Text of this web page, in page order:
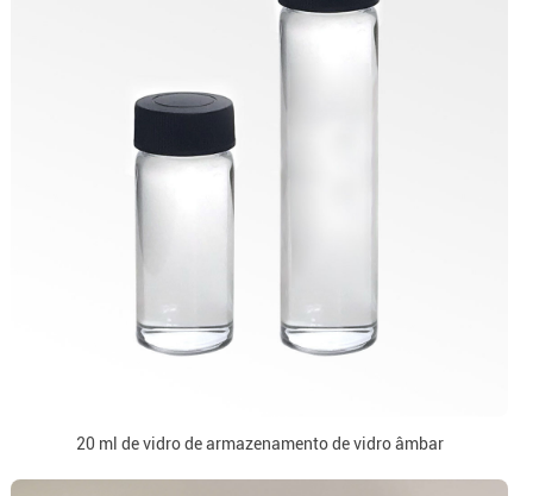
20 ml de vidro de armazenamento de vidro âmbar